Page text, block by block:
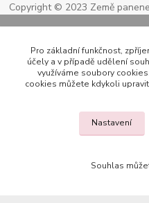
Copyright © 2023 Země
Pro základní funkčnost,
účely a v případě udělení
využíváme soubory
cookies můžete kdykoli
Nastavení
Souhlas